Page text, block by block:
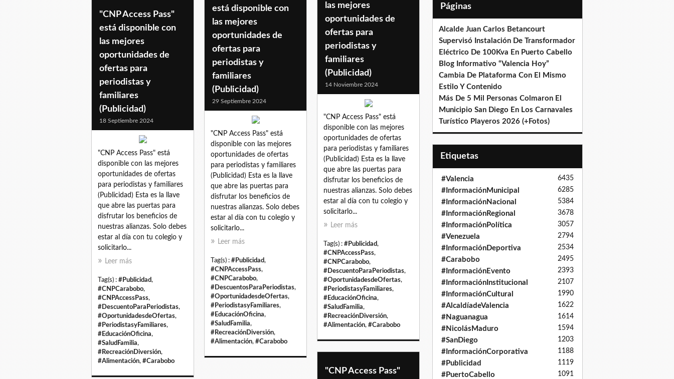
las mejores
oportunidades de
ofertas para
periodistas y
familiares
(Publicidad)
14 Noviembre 2024
"CNP Access Pass" está
disponible con las mejores
oportunidades de ofertas
para periodistas y familiares
(Publicidad) Esta es la llave
que abre las puertas para
disfrutar los beneficios de
nuestras alianzas. Solo debes
estar al día con tu colegio y
solicitarlo...
Leer más
Tag(s) : #Publicidad,
#CNPAccessPass,
#CNPCarabobo,
#DescuentoParaPeriodistas,
#OportunidadesdeOfertas,
#PeriodistasyFamiliares,
#EducaciónOficina,
#SaludFamilia,
#RecreaciónDiversión,
#Alimentación, #Carabobo
está disponible con
las mejores
oportunidades de
ofertas para
periodistas y
familiares
(Publicidad)
29 Septiembre 2024
"CNP Access Pass" está
disponible con las mejores
oportunidades de ofertas
para periodistas y familiares
(Publicidad) Esta es la llave
que abre las puertas para
disfrutar los beneficios de
nuestras alianzas. Solo debes
estar al día con tu colegio y
solicitarlo...
Leer más
Tag(s) : #Publicidad,
#CNPAccessPass,
#CNPCarabobo,
#DescuentosParaPeriodistas,
#OportunidadesdeOfertas,
#PeriodistasyFamiliares,
#EducaciónOficina,
#SaludFamilia,
#RecreaciónDiversión,
#Alimentación, #Carabobo
"CNP Access Pass"
está disponible con
las mejores
oportunidades de
ofertas para
periodistas y
familiares
(Publicidad)
18 Septiembre 2024
"CNP Access Pass" está
disponible con las mejores
oportunidades de ofertas
para periodistas y familiares
(Publicidad) Esta es la llave
que abre las puertas para
disfrutar los beneficios de
nuestras alianzas. Solo debes
estar al día con tu colegio y
solicitarlo...
Leer más
Tag(s) : #Publicidad,
#CNPCarabobo,
#CNPAccessPass,
#DescuentoParaPeriodistas,
#OportunidadesdeOfertas,
#PeriodistasyFamiliares,
#EducaciónOficina,
#SaludFamilia,
#RecreaciónDiversión,
#Alimentación, #Carabobo
"CNP Access Pass"
Páginas
Alcalde Juan Carlos Betancourt
Supervisó Instalación De Transformador
Eléctrico De 100Kva En Puerto Cabello
Blog Informativo “Valencia Hoy”
Cambia De Plataforma Con El Mismo
Estilo Y Contenido
Más De 5 Mil Personas Colmaron El
Municipio San Diego En Los Carnavales
Turístico Playeros 2026 (+Fotos)
Etiquetas
#Valencia 6435
#InformaciónMunicipal 6285
#InformaciónNacional 5384
#InformaciónRegional 3678
#InformaciónPolítica 3057
#Venezuela 2794
#InformaciónDeportiva 2534
#Carabobo 2495
#InformaciónEvento 2393
#InformaciónInstitucional 2107
#InformaciónCultural 1990
#AlcaldíadeValencia 1622
#Naguanagua 1614
#NicolásMaduro 1594
#SanDiego 1203
#InformaciónCorporativa 1188
#Publicidad 1119
#PuertoCabello 1091